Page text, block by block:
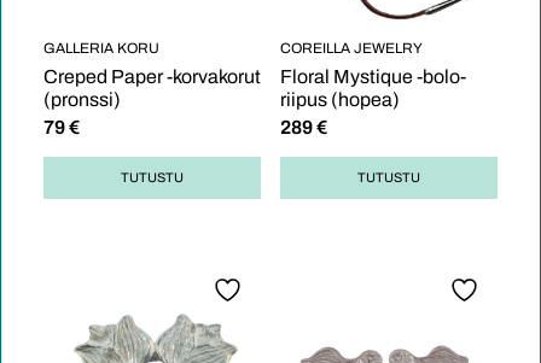
GALLERIA KORU
Creped Paper -korvakorut
(pronssi)
79€
TUTUSTU
COREILLA JEWELRY
Floral Mystique -bolo-
riipus (hopea)
289€
TUTUSTU